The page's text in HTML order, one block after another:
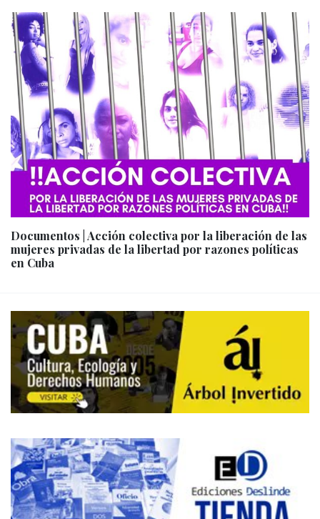
Documentos | Acción colectiva por la liberación de las
mujeres privadas de la libertad por razones políticas
en Cuba